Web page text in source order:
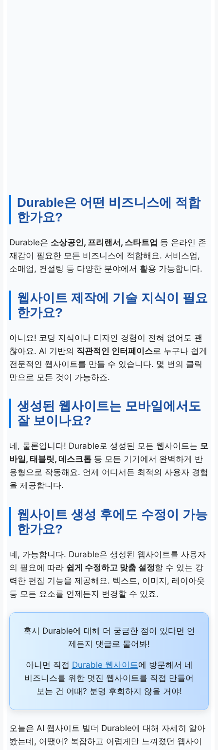
Durable은 어떤 비즈니스에 적합
한가요?
Durable은 소상공인, 프리랜서, 스타트업 등 온라인 존
재감이 필요한 모든 비즈니스에 적합해요. 서비스업,
소매업, 컨설팅 등 다양한 분야에서 활용 가능합니다.
웹사이트 제작에 기술 지식이 필요
한가요?
아니요! 코딩 지식이나 디자인 경험이 전혀 없어도 괜
찮아요. AI 기반의 직관적인 인터페이스로 누구나 쉽게
전문적인 웹사이트를 만들 수 있습니다. 몇 번의 클릭
만으로 모든 것이 가능하죠.
생성된 웹사이트는 모바일에서도
잘 보이나요?
네, 물론입니다! Durable로 생성된 모든 웹사이트는 모
바일, 태블릿, 데스크톱 등 모든 기기에서 완벽하게 반
응형으로 작동해요. 언제 어디서든 최적의 사용자 경험
을 제공합니다.
웹사이트 생성 후에도 수정이 가능
한가요?
네, 가능합니다. Durable은 생성된 웹사이트를 사용자
의 필요에 따라 쉽게 수정하고 맞춤 설정할 수 있는 강
력한 편집 기능을 제공해요. 텍스트, 이미지, 레이아웃
등 모든 요소를 언제든지 변경할 수 있죠.
혹시 Durable에 대해 더 궁금한 점이 있다면 언
제든지 댓글로 물어봐!
아니면 직접 Durable 웹사이트 에 방문해서 네
비즈니스를 위한 멋진 웹사이트를 직접 만들어
보는 건 어때? 분명 후회하지 않을 거야!
오늘은 AI 웹사이트 빌더 Durable에 대해 자세히 알아
봤는데, 어땠어? 복잡하고 어렵게만 느껴졌던 웹사이